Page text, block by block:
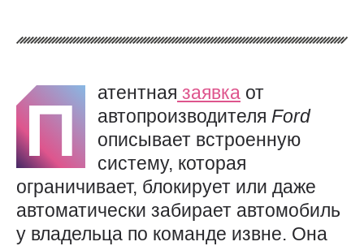
П атентная заявка от
автопроизводителя Ford
описывает встроенную
систему, которая
ограничивает, блокирует или даже
автоматически забирает автомобиль
у владельца по команде извне. Она